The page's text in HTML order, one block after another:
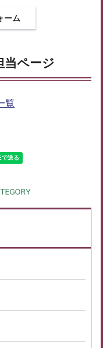
当ページ
覧